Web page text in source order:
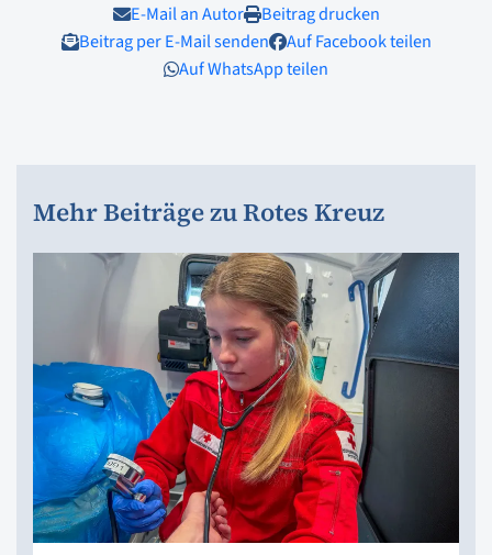
E-Mail an Autor
Beitrag drucken
Beitrag per E-Mail senden
Auf Facebook teilen
Auf WhatsApp teilen
Mehr Beiträge zu Rotes Kreuz